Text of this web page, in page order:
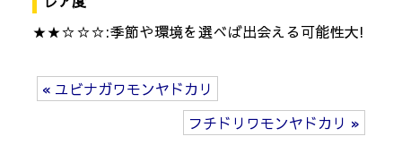
★★☆☆☆:季節や環境を選べば出会える可能性大!
« ユビナガワモンヤドカリ
フチドリワモンヤドカリ »